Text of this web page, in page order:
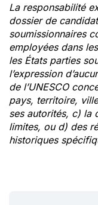
La responsabilité
dossier de
soumissionnaires
employées dans
les États parties
l’expression
de l’UNESCO
pays, territoire,
ses autorités, c) la
limites, ou d) des
historiques